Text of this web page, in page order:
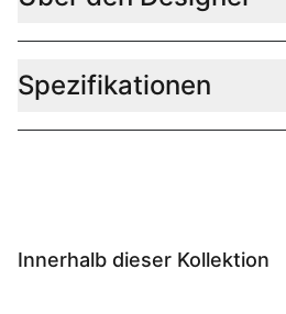
Spezifikationen
Innerhalb dieser Kollektion